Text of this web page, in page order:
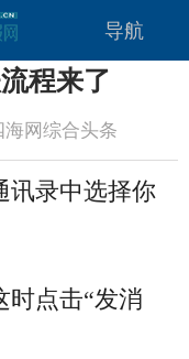
导航
程来了
海网综合头条
讯录中选择你
时点击“发消